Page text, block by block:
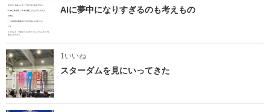
AIに夢中になりすぎるのも考えもの
1いいね
スターダムを見にいってきた